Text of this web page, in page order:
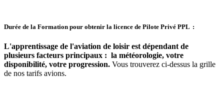
Durée de la Formation pour obtenir la licence de Pilote Privé PPL :
L'apprentissage de l'aviation de loisir est dépendant de
plusieurs facteurs principaux : la météorologie, votre
disponibilité, votre progression. Vous trouverez ci-dessus la grille
de nos tarifs avions.